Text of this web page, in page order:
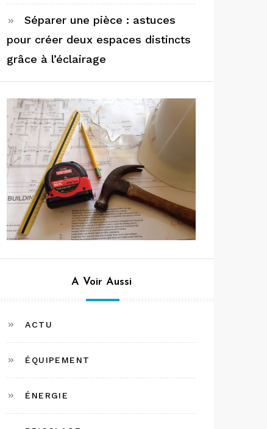
Séparer une pièce : astuces
pour créer deux espaces distincts
grâce à l’éclairage
A Voir Aussi
ACTU
ÉQUIPEMENT
ÉNERGIE